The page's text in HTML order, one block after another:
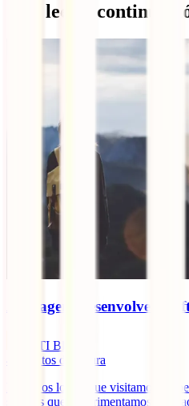
Qué leer a
As viagens desenvolvem
IATI Blog
minutos de leitura
Desde os locais que visitamos, às
sabores que experimentamos e até